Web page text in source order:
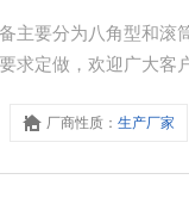
主要分为八角型和滚
求定做，欢迎广大客
厂商性质：生产厂家